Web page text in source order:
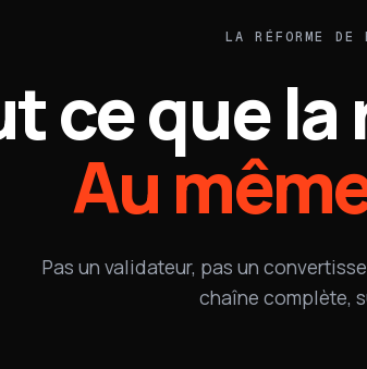
LA RÉFORME DE
ce que
Au
Pas un validateur, pas un
chaîne complète,